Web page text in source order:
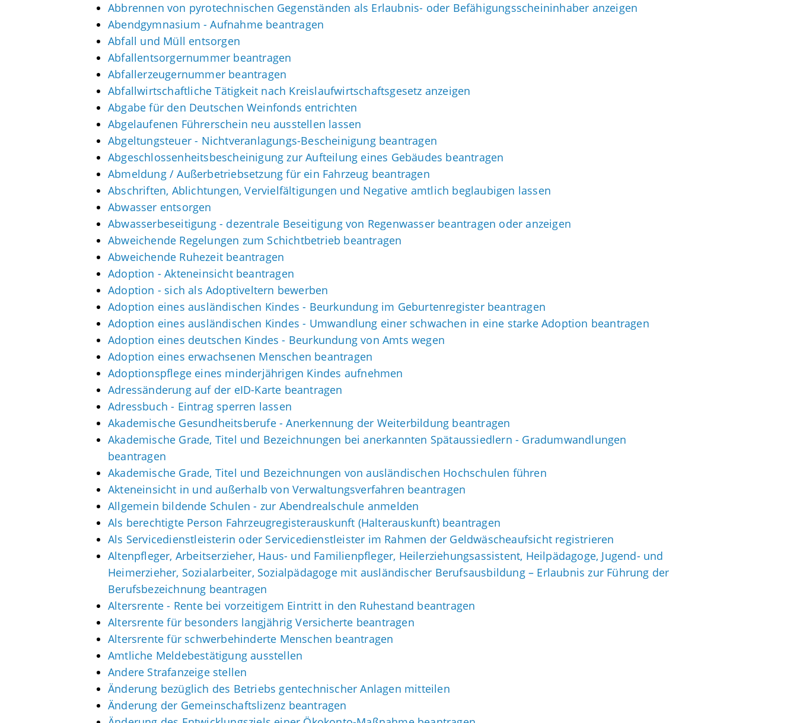
Abbrennen von pyrotechnischen Gegenständen als Erlaubnis- oder Befähigungsscheininhaber anzeigen
Abendgymnasium - Aufnahme beantragen
Abfall und Müll entsorgen
Abfallentsorgernummer beantragen
Abfallerzeugernummer beantragen
Abfallwirtschaftliche Tätigkeit nach Kreislaufwirtschaftsgesetz anzeigen
Abgabe für den Deutschen Weinfonds entrichten
Abgelaufenen Führerschein neu ausstellen lassen
Abgeltungsteuer - Nichtveranlagungs-Bescheinigung beantragen
Abgeschlossenheitsbescheinigung zur Aufteilung eines Gebäudes beantragen
Abmeldung / Außerbetriebsetzung für ein Fahrzeug beantragen
Abschriften, Ablichtungen, Vervielfältigungen und Negative amtlich beglaubigen lassen
Abwasser entsorgen
Abwasserbeseitigung - dezentrale Beseitigung von Regenwasser beantragen oder anzeigen
Abweichende Regelungen zum Schichtbetrieb beantragen
Abweichende Ruhezeit beantragen
Adoption - Akteneinsicht beantragen
Adoption - sich als Adoptiveltern bewerben
Adoption eines ausländischen Kindes - Beurkundung im Geburtenregister beantragen
Adoption eines ausländischen Kindes - Umwandlung einer schwachen in eine starke Adoption beantragen
Adoption eines deutschen Kindes - Beurkundung von Amts wegen
Adoption eines erwachsenen Menschen beantragen
Adoptionspflege eines minderjährigen Kindes aufnehmen
Adressänderung auf der eID-Karte beantragen
Adressbuch - Eintrag sperren lassen
Akademische Gesundheitsberufe - Anerkennung der Weiterbildung beantragen
Akademische Grade, Titel und Bezeichnungen bei anerkannten Spätaussiedlern - Gradumwandlungen
beantragen
Akademische Grade, Titel und Bezeichnungen von ausländischen Hochschulen führen
Akteneinsicht in und außerhalb von Verwaltungsverfahren beantragen
Allgemein bildende Schulen - zur Abendrealschule anmelden
Als berechtigte Person Fahrzeugregisterauskunft (Halterauskunft) beantragen
Als Servicedienstleisterin oder Servicedienstleister im Rahmen der Geldwäscheaufsicht registrieren
Altenpfleger, Arbeitserzieher, Haus- und Familienpfleger, Heilerziehungsassistent, Heilpädagoge, Jugend- und
Heimerzieher, Sozialarbeiter, Sozialpädagoge mit ausländischer Berufsausbildung – Erlaubnis zur Führung der
Berufsbezeichnung beantragen
Altersrente - Rente bei vorzeitigem Eintritt in den Ruhestand beantragen
Altersrente für besonders langjährig Versicherte beantragen
Altersrente für schwerbehinderte Menschen beantragen
Amtliche Meldebestätigung ausstellen
Andere Strafanzeige stellen
Änderung bezüglich des Betriebs gentechnischer Anlagen mitteilen
Änderung der Gemeinschaftslizenz beantragen